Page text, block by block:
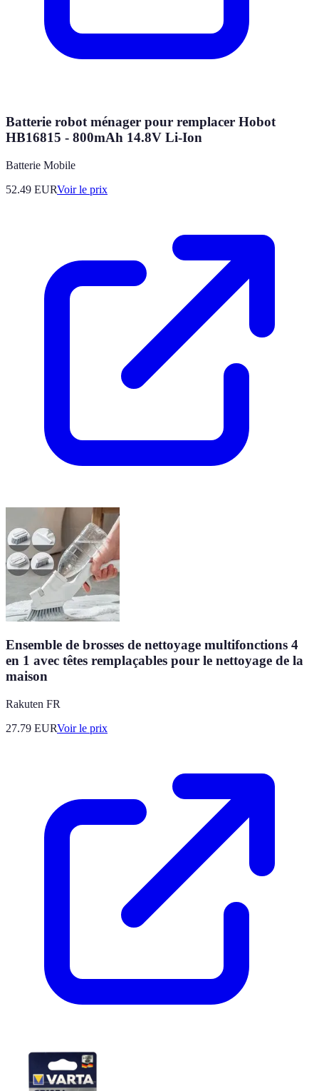
Batterie robot ménager pour remplacer Hobot
HB16815 - 800mAh 14.8V Li-Ion
Batterie Mobile
52.49 EURVoir le prix
Ensemble de brosses de nettoyage multifonctions 4
en 1 avec têtes remplaçables pour le nettoyage de la
maison
Rakuten FR
27.79 EURVoir le prix